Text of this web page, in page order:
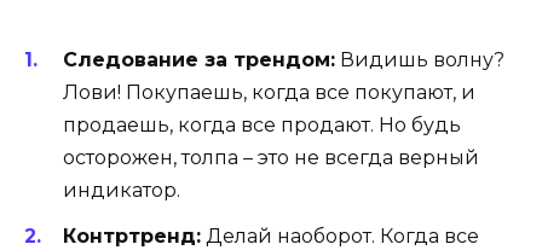
Следование за трендом: Видишь волну?
Лови! Покупаешь, когда все покупают, и
продаешь, когда все продают. Но будь
осторожен, толпа – это не всегда верный
индикатор.
Контртренд: Делай наоборот. Когда все